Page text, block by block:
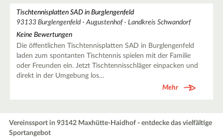
Tischtennisplatten SAD in Burglengenfeld
93133 Burglengenfeld - Augustenhof - Landkreis Schwandorf
Keine Bewertungen
Die öffentlichen Tischtennisplatten SAD in Burglengenfeld
laden zum spontanten Tischtennis spielen mit der Familie
oder Freunden ein. Jetzt Tischtennisschläger einpacken und
direkt in der Umgebung los…
Mehr
Vereinssport in 93142 Maxhütte-Haidhof - entdecke das vielfältige
Sportangebot